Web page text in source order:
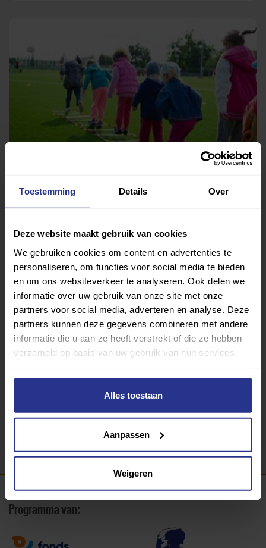
Toestemming Details Over
Deze website maakt gebruik van cookies
We gebruiken cookies om content en advertenties te
personaliseren, om functies voor social media te bieden
en om ons websiteverkeer te analyseren. Ook delen we
informatie over uw gebruik van onze site met onze
partners voor social media, adverteren en analyse. Deze
partners kunnen deze gegevens combineren met andere
informatie die u aan ze heeft verstrekt of die ze hebben
verzameld op basis van uw gebruik van hun services.
Alles toestaan
Aanpassen
Weigeren
Fysiofitness
Fysiotherapeutisch Instituut Kudelstaart
Terug
Programma van: